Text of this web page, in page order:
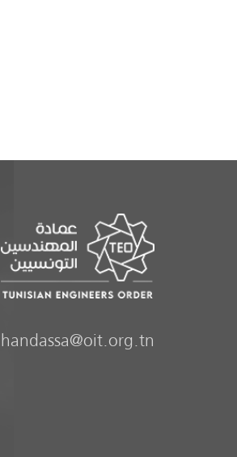
handassa@oit.org.tn